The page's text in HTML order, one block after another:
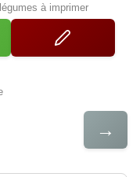
à imprimer
→